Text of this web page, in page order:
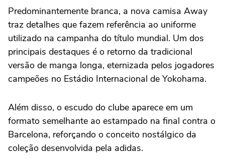
Predominantemente branca, a nova camisa Away
traz detalhes que fazem referência ao uniforme
utilizado na campanha do título mundial. Um dos
principais destaques é o retorno da tradicional
versão de manga longa, eternizada pelos jogadores
campeões no Estádio Internacional de Yokohama.
Além disso, o escudo do clube aparece em um
formato semelhante ao estampado na final contra o
Barcelona, reforçando o conceito nostálgico da
coleção desenvolvida pela adidas.